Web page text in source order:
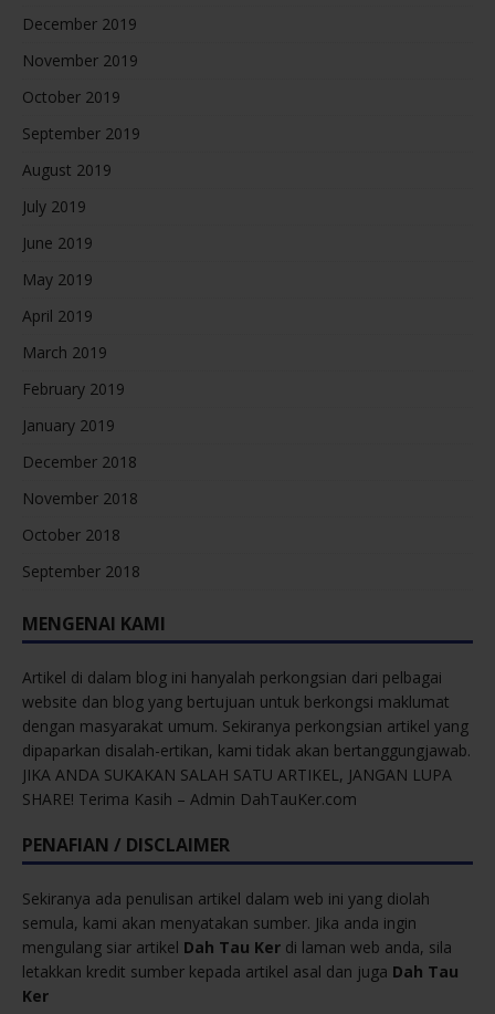
December 2019
November 2019
October 2019
September 2019
August 2019
July 2019
June 2019
May 2019
April 2019
March 2019
February 2019
January 2019
December 2018
November 2018
October 2018
September 2018
MENGENAI KAMI
Artikel di dalam blog ini hanyalah perkongsian dari pelbagai
website dan blog yang bertujuan untuk berkongsi maklumat
dengan masyarakat umum. Sekiranya perkongsian artikel yang
dipaparkan disalah-ertikan, kami tidak akan bertanggungjawab.
JIKA ANDA SUKAKAN SALAH SATU ARTIKEL, JANGAN LUPA
SHARE! Terima Kasih – Admin DahTauKer.com
PENAFIAN / DISCLAIMER
Sekiranya ada penulisan artikel dalam web ini yang diolah
semula, kami akan menyatakan sumber. Jika anda ingin
mengulang siar artikel Dah Tau Ker di laman web anda, sila
letakkan kredit sumber kepada artikel asal dan juga Dah Tau
Ker